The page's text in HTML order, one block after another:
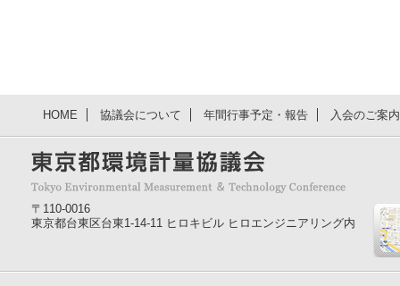
HOME 協議会について 年間行事予定・報告 入会のご案
〒110-0016
東京都台東区台東1-14-11 ヒロキビル ヒロエンジニアリング内